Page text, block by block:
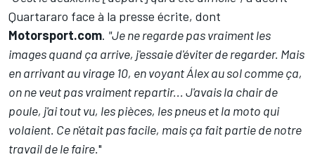
Quartararo face à la presse écrite, dont
Motorsport.com. "Je ne regarde pas vraiment les
images quand ça arrive, j'essaie d'éviter de regarder. Mais
en arrivant au virage 10, en voyant Álex au sol comme ça,
on ne veut pas vraiment repartir... J'avais la chair de
poule, j'ai tout vu, les pièces, les pneus et la moto qui
volaient. Ce n'était pas facile, mais ça fait partie de notre
travail de le faire."